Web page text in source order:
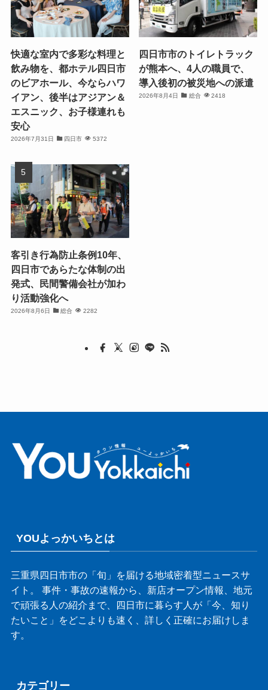
快適な室内で多彩な料理と
飲み物を、都ホテル四日市
のビアホール、今ならハワ
イアン、後半はアジアン＆
エスニック、お子様連れも
安心
2026年7月31日 四日市 5372
四日市市のトイレトラック
が熊本へ、4人の職員で、
導入後初の被災地への派遣
2026年8月4日 総合 2418
客引き行為防止条例10年、
四日市であらたな体制の出
発式、民間警備会社が加わ
り活動強化へ
2026年8月6日 総合 2282
YOUよっかいちとは
三重県四日市市の「旬」を届ける地域密着型ニュースサ
イト。 事件・事故の速報から、新店オープン情報、地元
で頑張る人の紹介まで、四日市に暮らす人が「今、知り
たいこと」をどこよりも速く、詳しく正確にお届けしま
す。
カテゴリー